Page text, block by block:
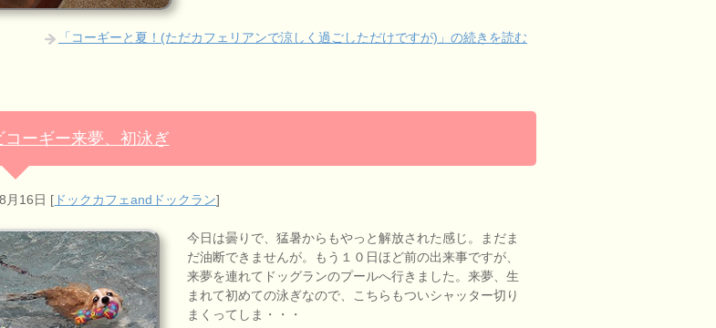
「コーギーと夏！(ただカフェリアンで涼しく過ごしただけですが)」の続きを読む
コーギー来夢、初泳ぎ
月16日 [ ドックカフェandドックラン]
今日は曇りで、猛暑からもやっと解放された感じ。まだま
だ油断できませんが。もう１０日ほど前の出来事ですが、
来夢を連れてドッグランのプールへ行きました。来夢、生
まれて初めての泳ぎなので、こちらもついシャッター切り
まくってしま・・・